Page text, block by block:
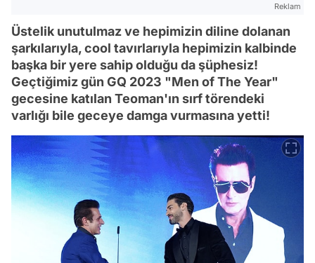
Reklam
Üstelik unutulmaz ve hepimizin diline dolanan
şarkılarıyla, cool tavırlarıyla hepimizin kalbinde
başka bir yere sahip olduğu da şüphesiz!
Geçtiğimiz gün GQ 2023 "Men of The Year"
gecesine katılan Teoman'ın sırf törendeki
varlığı bile geceye damga vurmasına yetti!